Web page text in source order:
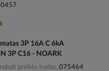
3P 16A C 6kA
3P C16 - NOARK
prekės kodas 075464